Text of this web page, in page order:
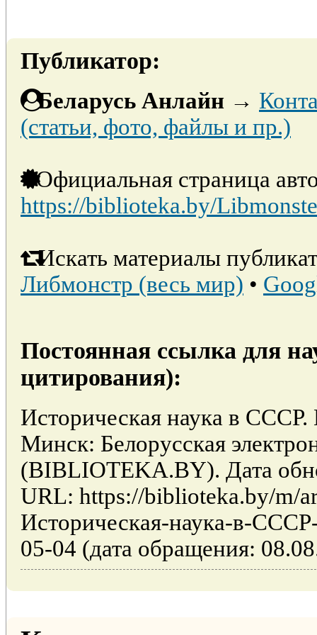
Публикатор:
Беларусь Анлайн →
(статьи, фото, файлы и пр.)
Официальная страница
https://biblioteka.by/
Искать материалы
Либмонстр (весь мир) •
Постоянная ссылка для
цитирования):
Историческая наука в
Минск: Белорусская
(BIBLIOTEKA.BY). Дата
URL: https://biblioteka.by/m/
Историческая-наука-в-
05-04 (дата обращения: